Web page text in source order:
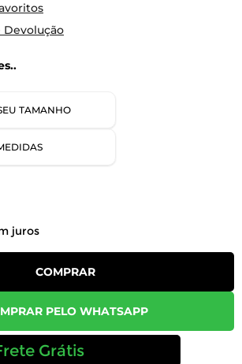
Devolução
TAMANHO
juros
COMPRAR
PELO WHATSAPP
Grátis